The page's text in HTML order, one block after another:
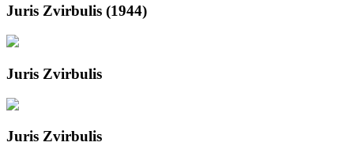
Juris Zvirbulis (1944)
Juris Zvirbulis
Juris Zvirbulis